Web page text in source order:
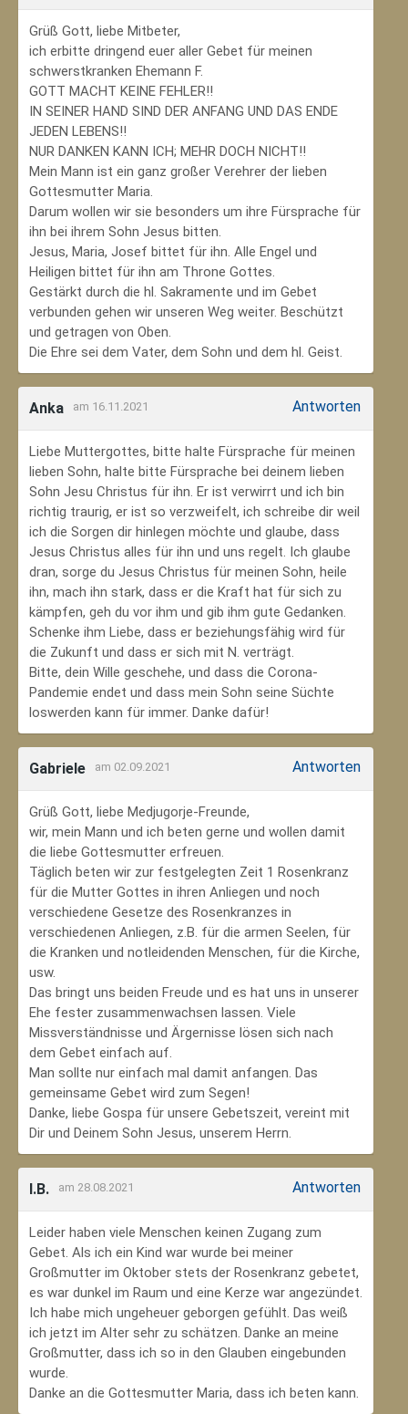
Grüß Gott, liebe Mitbeter,
ich erbitte dringend euer aller Gebet für meinen
schwerstkranken Ehemann F.
GOTT MACHT KEINE FEHLER!!
IN SEINER HAND SIND DER ANFANG UND DAS ENDE
JEDEN LEBENS!!
NUR DANKEN KANN ICH; MEHR DOCH NICHT!!
Mein Mann ist ein ganz großer Verehrer der lieben
Gottesmutter Maria.
Darum wollen wir sie besonders um ihre Fürsprache für
ihn bei ihrem Sohn Jesus bitten.
Jesus, Maria, Josef bittet für ihn. Alle Engel und
Heiligen bittet für ihn am Throne Gottes.
Gestärkt durch die hl. Sakramente und im Gebet
verbunden gehen wir unseren Weg weiter. Beschützt
und getragen von Oben.
Die Ehre sei dem Vater, dem Sohn und dem hl. Geist.
Anka am 16.11.2021 Antworten
Liebe Muttergottes, bitte halte Fürsprache für meinen
lieben Sohn, halte bitte Fürsprache bei deinem lieben
Sohn Jesu Christus für ihn. Er ist verwirrt und ich bin
richtig traurig, er ist so verzweifelt, ich schreibe dir weil
ich die Sorgen dir hinlegen möchte und glaube, dass
Jesus Christus alles für ihn und uns regelt. Ich glaube
dran, sorge du Jesus Christus für meinen Sohn‚ heile
ihn, mach ihn stark, dass er die Kraft hat für sich zu
kämpfen, geh du vor ihm und gib ihm gute Gedanken.
Schenke ihm Liebe, dass er beziehungsfähig wird für
die Zukunft und dass er sich mit N. verträgt.
Bitte, dein Wille geschehe, und dass die Corona-
Pandemie endet und dass mein Sohn seine Süchte
loswerden kann für immer. Danke dafür!
Gabriele am 02.09.2021 Antworten
Grüß Gott, liebe Medjugorje-Freunde,
wir, mein Mann und ich beten gerne und wollen damit
die liebe Gottesmutter erfreuen.
Täglich beten wir zur festgelegten Zeit 1 Rosenkranz
für die Mutter Gottes in ihren Anliegen und noch
verschiedene Gesetze des Rosenkranzes in
verschiedenen Anliegen, z.B. für die armen Seelen, für
die Kranken und notleidenden Menschen, für die Kirche,
usw.
Das bringt uns beiden Freude und es hat uns in unserer
Ehe fester zusammenwachsen lassen. Viele
Missverständnisse und Ärgernisse lösen sich nach
dem Gebet einfach auf.
Man sollte nur einfach mal damit anfangen. Das
gemeinsame Gebet wird zum Segen!
Danke, liebe Gospa für unsere Gebetszeit, vereint mit
Dir und Deinem Sohn Jesus, unserem Herrn.
I.B. am 28.08.2021 Antworten
Leider haben viele Menschen keinen Zugang zum
Gebet. Als ich ein Kind war wurde bei meiner
Großmutter im Oktober stets der Rosenkranz gebetet,
es war dunkel im Raum und eine Kerze war angezündet.
Ich habe mich ungeheuer geborgen gefühlt. Das weiß
ich jetzt im Alter sehr zu schätzen. Danke an meine
Großmutter, dass ich so in den Glauben eingebunden
wurde.
Danke an die Gottesmutter Maria, dass ich beten kann.